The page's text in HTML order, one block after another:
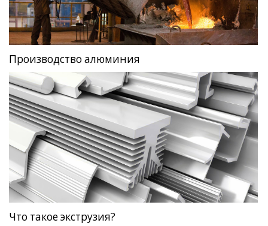
Производство алюминия
Что такое экструзия?